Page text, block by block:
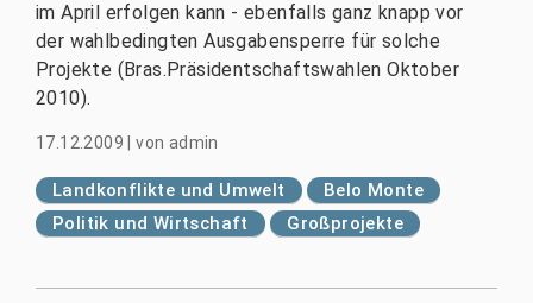
im April erfolgen kann - ebenfalls ganz knapp vor
der wahlbedingten Ausgabensperre für solche
Projekte (Bras.Präsidentschaftswahlen Oktober
2010).
17.12.2009 |von admin
Landkonflikte und Umwelt
Belo Monte
Politik und Wirtschaft
Großprojekte